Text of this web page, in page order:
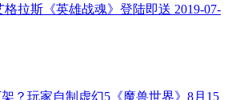
格拉斯《英雄战魂》登陆即送 2019-07-
？玩家自制虚幻5《魔兽世界》8月15